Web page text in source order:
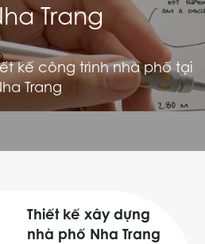
Trang
kế công trình nhà phố tại
Trang
Thiết kế xây dựng
nhà phố Nha Trang